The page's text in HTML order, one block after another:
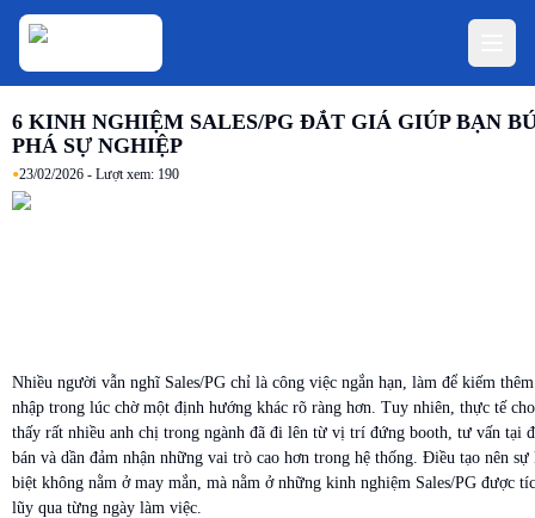
6 KINH NGHIỆM SALES/PG ĐẮT GIÁ GIÚP BẠN
PHÁ SỰ NGHIỆP
•23/02/2026 - Lượt xem: 190
Nhiều người vẫn nghĩ Sales/PG chỉ là công việc ngắn hạn, làm để kiếm
nhập trong lúc chờ một định hướng khác rõ ràng hơn. Tuy nhiên, thực tế cho
thấy rất nhiều anh chị trong ngành đã đi lên từ vị trí đứng booth, tư vấn tại
bán và dần đảm nhận những vai trò cao hơn trong hệ thống. Điều tạo nên sự
biệt không nằm ở may mắn, mà nằm ở những kinh nghiệm Sales/PG được
lũy qua từng ngày làm việc.